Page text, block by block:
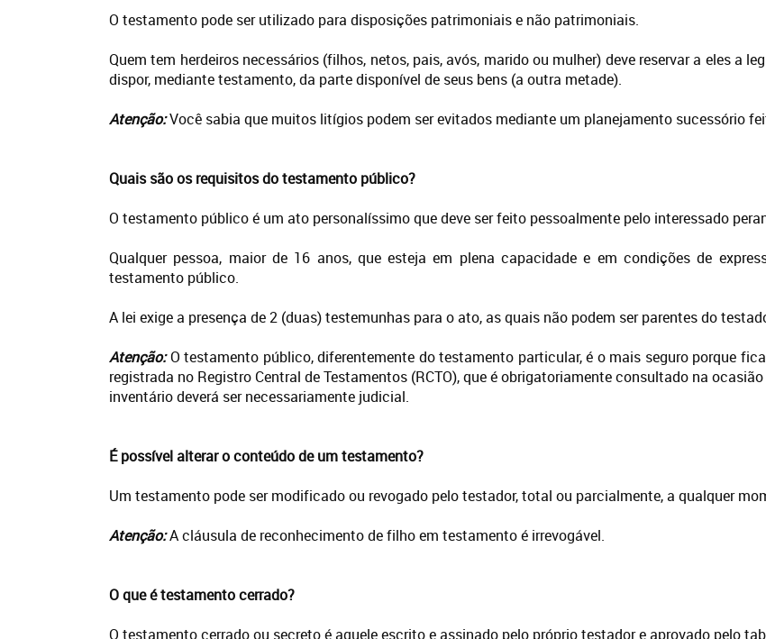
O testamento pode ser utilizado para disposições patrimoniais e não patrimoniais.
Quem tem herdeiros necessários (filhos, netos, pais, avós, marido ou mulher) deve reservar a eles a
dispor, mediante testamento, da parte disponível de seus bens (a outra metade).
Atenção:Você sabia que muitos litígios podem ser evitados mediante um planejamento sucessório
Quais são os requisitos do testamento público?
O testamento público é um ato personalíssimo que deve ser feito pessoalmente pelo interessado
Qualquer pessoa, maior de 16 anos, que esteja em plena capacidade e em condições de
testamento público.
A lei exige a presença de 2 (duas) testemunhas para o ato, as quais não podem ser parentes do
Atenção:O testamento público, diferentemente do testamento particular, é o mais seguro porque
registrada no Registro Central de Testamentos (RCTO), que é obrigatoriamente consultado na
inventário deverá ser necessariamente judicial.
É possível alterar o conteúdo de um testamento?
Um testamento pode ser modificado ou revogado pelo testador, total ou parcialmente, a qualquer
Atenção:A cláusula de reconhecimento de filho em testamento é irrevogável.
O que é testamento cerrado?
O testamento cerrado ou secreto é aquele escrito e assinado pelo próprio testador e aprovado pelo